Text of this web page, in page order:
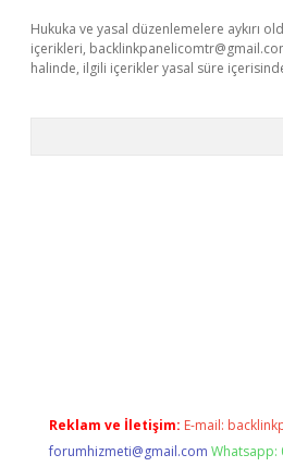
Hukuka ve yasal düzenlemelere aykırı
içerikleri,
halinde, ilgili içerikler yasal süre
Reklam ve İletişim: E-mail:
forumhizmeti@gmail.com Whatsapp: